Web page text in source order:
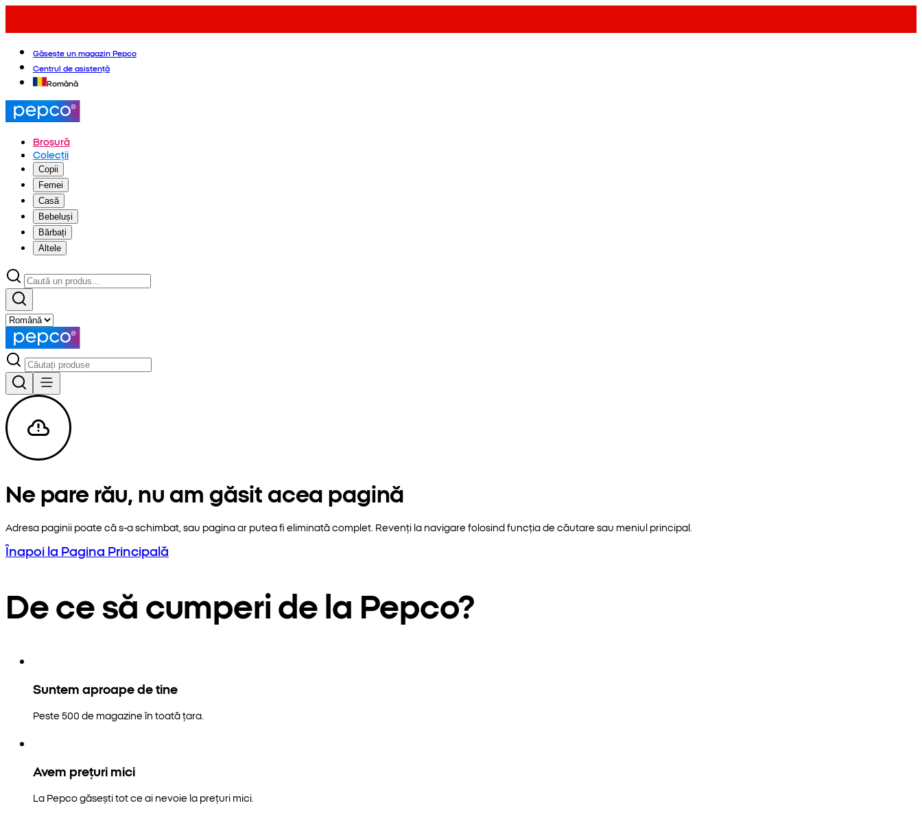
Găsește un magazin Pepco
Centrul de asistență
Română
Broșură
Colecții
Copii
Femei
Casă
Bebeluși
Bărbați
Altele
Ne pare rău, nu am găsit acea pagină
Adresa paginii poate că s-a schimbat, sau pagina ar putea fi eliminată complet. Revenți la navigare folosind funcția de căutare sau meniul principal.
Înapoi la Pagina Principală
De ce să cumperi de la Pepco?
Suntem aproape de tine
Peste 500 de magazine în toată țara.
Avem prețuri mici
La Pepco găsești tot ce ai nevoie la prețuri mici.